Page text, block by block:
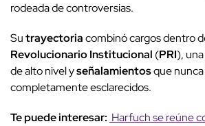
rodeada de controversias.
Sutrayectoriacombinó cargos dentro
Revolucionario Institucional (PRI), una
de alto nivel yseñalamientosque
completamente esclarecidos.
Te puede interesar: Harfuch se reúne